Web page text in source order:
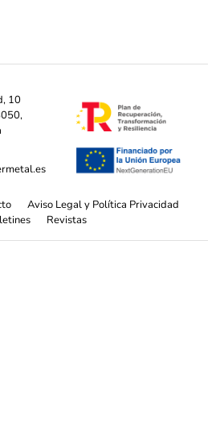
10
Aviso Legal y Política Privacidad
Revistas